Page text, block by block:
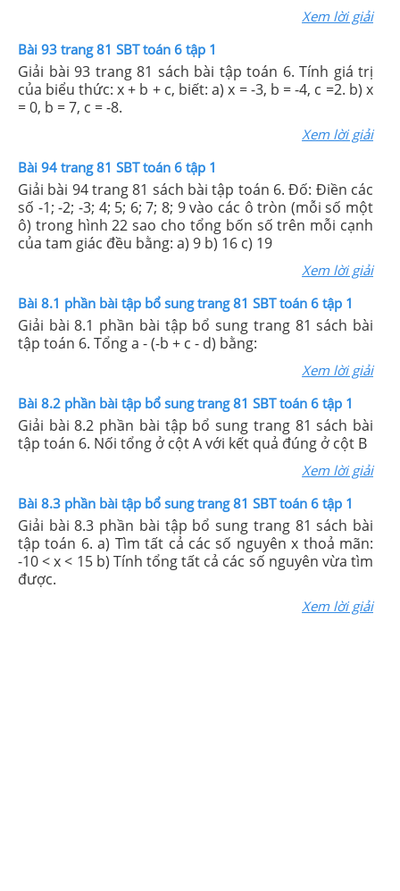
Xem lời giải
Bài 93 trang 81 SBT toán 6 tập 1
Giải bài 93 trang 81 sách bài tập toán 6. Tính giá trị
của biểu thức: x + b + c, biết: a) x = -3, b = -4, c =2. b) x
= 0, b = 7, c = -8.
Xem lời giải
Bài 94 trang 81 SBT toán 6 tập 1
Giải bài 94 trang 81 sách bài tập toán 6. Đố: Điền các
số -1; -2; -3; 4; 5; 6; 7; 8; 9 vào các ô tròn (mỗi số một
ô) trong hình 22 sao cho tổng bốn số trên mỗi cạnh
của tam giác đều bằng: a) 9 b) 16 c) 19
Xem lời giải
Bài 8.1 phần bài tập bổ sung trang 81 SBT toán 6 tập 1
Giải bài 8.1 phần bài tập bổ sung trang 81 sách bài
tập toán 6. Tổng a - (-b + c - d) bằng:
Xem lời giải
Bài 8.2 phần bài tập bổ sung trang 81 SBT toán 6 tập 1
Giải bài 8.2 phần bài tập bổ sung trang 81 sách bài
tập toán 6. Nối tổng ở cột A với kết quả đúng ở cột B
Xem lời giải
Bài 8.3 phần bài tập bổ sung trang 81 SBT toán 6 tập 1
Giải bài 8.3 phần bài tập bổ sung trang 81 sách bài
tập toán 6. a) Tìm tất cả các số nguyên x thoả mãn:
-10 < x < 15 b) Tính tổng tất cả các số nguyên vừa tìm
được.
Xem lời giải